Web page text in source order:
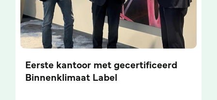
Eerste kantoor met gecertificeerd
Binnenklimaat Label